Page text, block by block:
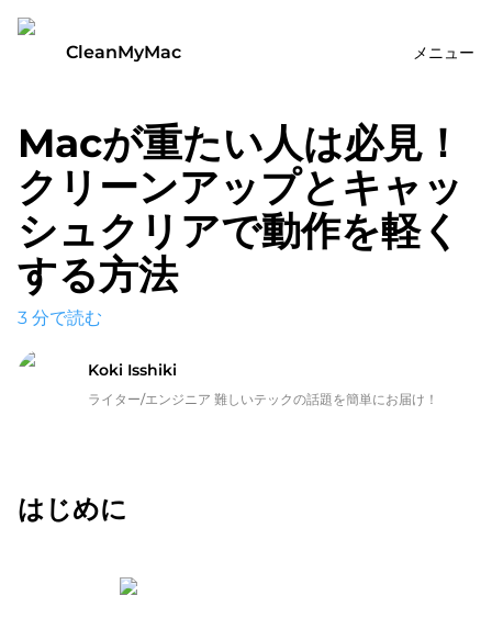
CleanMyMac メニュー
Macが重たい人は必見！
クリーンアップとキャッ
シュクリアで動作を軽く
する方法
3 分で読む
Koki Isshiki
ライター/エンジニア 難しいテックの話題を簡単にお届け！
はじめに